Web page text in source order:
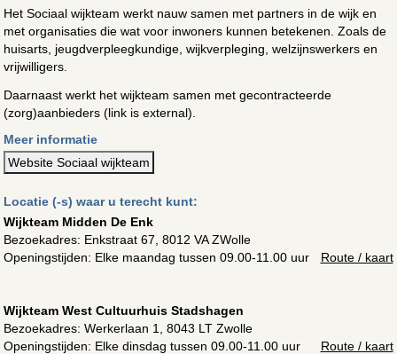
Het Sociaal wijkteam werkt nauw samen met partners in de wijk en
met organisaties die wat voor inwoners kunnen betekenen. Zoals de
huisarts, jeugdverpleegkundige, wijkverpleging, welzijnswerkers en
vrijwilligers.
Daarnaast werkt het wijkteam samen met gecontracteerde
(zorg)aanbieders (link is external).
Meer informatie
Website Sociaal wijkteam
Locatie (-s) waar u terecht kunt:
Wijkteam Midden De Enk
Bezoekadres: Enkstraat 67, 8012 VA ZWolle
Openingstijden: Elke maandag tussen 09.00-11.00 uur
Route / kaart
Wijkteam West Cultuurhuis Stadshagen
Bezoekadres:Werkerlaan 1, 8043 LT Zwolle
Openingstijden: Elke dinsdag tussen 09.00-11.00 uur
Route / kaart